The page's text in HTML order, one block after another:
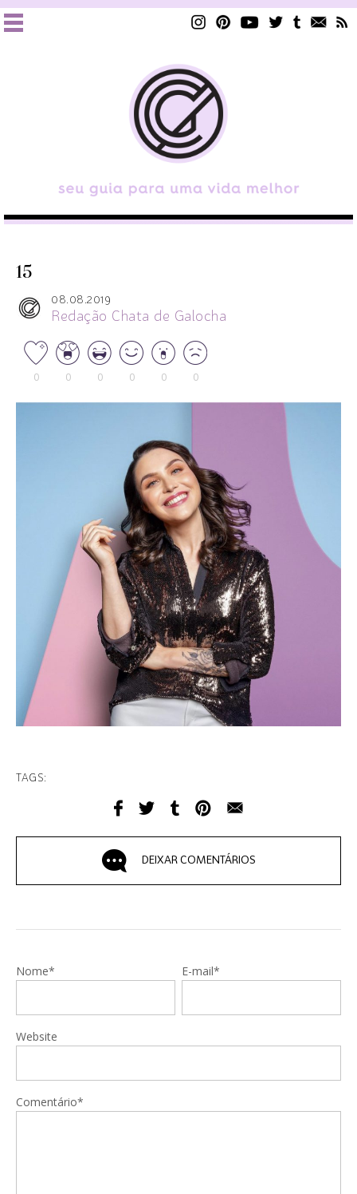
15
08.08.2019
Redação Chata de Galocha
0 0 0 0 0 0
TAGS:
DEIXAR COMENTÁRIOS
Nome* E-mail*
Website
Comentário*